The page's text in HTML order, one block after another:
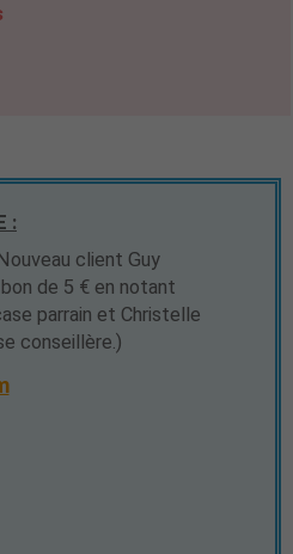
:
client Guy
de 5 € en notant
parrain et Christelle
conseillère.)